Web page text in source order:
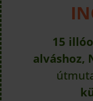
15
alváshoz,